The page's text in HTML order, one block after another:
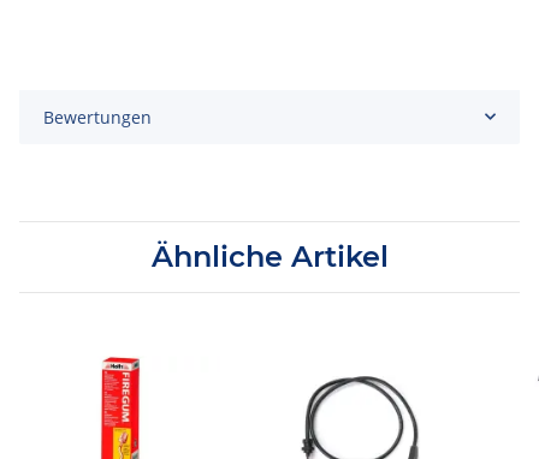
Bewertungen
Ähnliche Artikel